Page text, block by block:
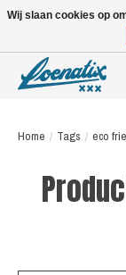
Home / Tags / eco
Wij slaan cookies op